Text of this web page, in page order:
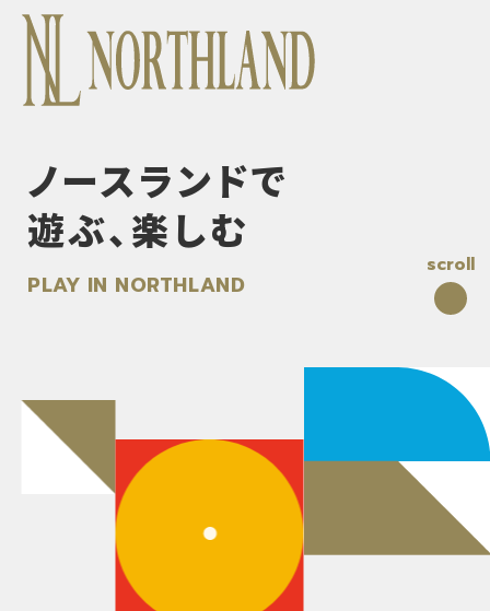
scroll
ノースランドで
遊ぶ、楽しむ
PLAY IN NORTHLAND